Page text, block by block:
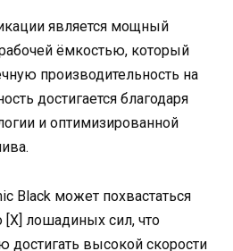
является мощный
ёмкостью, который
производительность на
достигается благодаря
и оптимизированной
Black может похвастаться
лошадиных сил, что
достигать высокой скорости